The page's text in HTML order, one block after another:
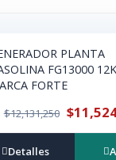
PLANTA
FG13000
FORTE
$12,131,250
Detalles